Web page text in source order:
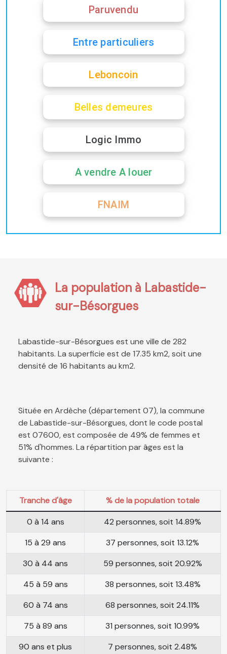
Paruvendu
Entre particuliers
Leboncoin
Belles demeures
Logic Immo
A vendre A louer
FNAIM
La population à Labastide-
sur-Bésorgues
Labastide-sur-Bésorgues est une ville de 282
habitants. La superficie est de 17.35 km2, soit une
densité de 16 habitants au km2.
Située en Ardèche (département 07), la commune
de Labastide-sur-Bésorgues, dont le code postal
est 07600, est composée de 49% de femmes et
51% d'hommes. La répartition par âges est la
suivante :
Tranche d'âge
% de la population totale
0 à 14 ans
42 personnes, soit 14.89%
15 à 29 ans
37 personnes, soit 13.12%
30 à 44 ans
59 personnes, soit 20.92%
45 à 59 ans
38 personnes, soit 13.48%
60 à 74 ans
68 personnes, soit 24.11%
75 à 89 ans
31 personnes, soit 10.99%
90 ans et plus
7 personnes, soit 2.48%